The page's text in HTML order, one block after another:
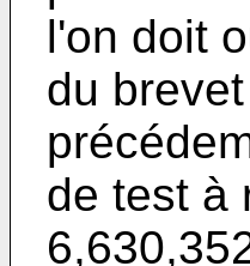
l'on doit
du
de test à